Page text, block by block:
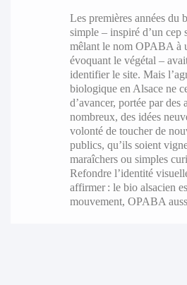
Les premières années du
simple – inspiré d’un cep
mêlant le nom OPABA à
évoquant le végétal –
identifier le site. Mais
biologique en Alsace ne
d’avancer, portée par des
nombreux, des idées
volonté de toucher de
publics, qu’ils soient
maraîchers ou simples
Refondre l’identité
affirmer : le bio alsacien
mouvement, OPABA